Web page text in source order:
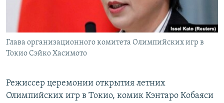
Глава организационного комитета Олимпийских игр в
Токио Сэйко Хасимото
Режиссер церемонии открытия летних
Олимпийских игр в Токио, комик Кэнтаро Кобаяси